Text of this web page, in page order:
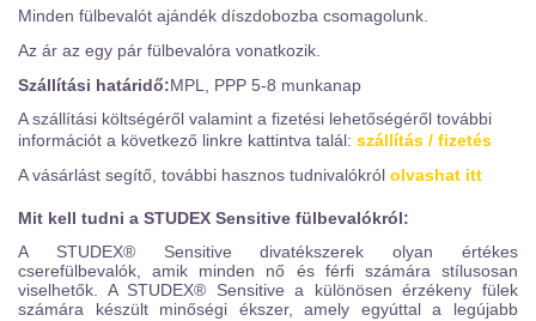
Minden fülbevalót ajándék díszdobozba csomagolunk.
Az ár az egy pár fülbevalóra vonatkozik.
Szállítási határidő:MPL, PPP 5-8 munkanap
A szállítási költségéről valamint a fizetési lehetőségéről további
információt a következő linkre kattintva talál: szállítás / fizetés
A vásárlást segítő, további hasznos tudnivalókról olvashat itt
Mit kell tudni a STUDEX Sensitive fülbevalókról:
A STUDEX® Sensitive divatékszerek olyan értékes
cserefülbevalók, amik minden nő és férfi számára stílusosan
viselhetők. A STUDEX® Sensitive a különösen érzékeny fülek
számára készült minőségi ékszer, amely egyúttal a legújabb